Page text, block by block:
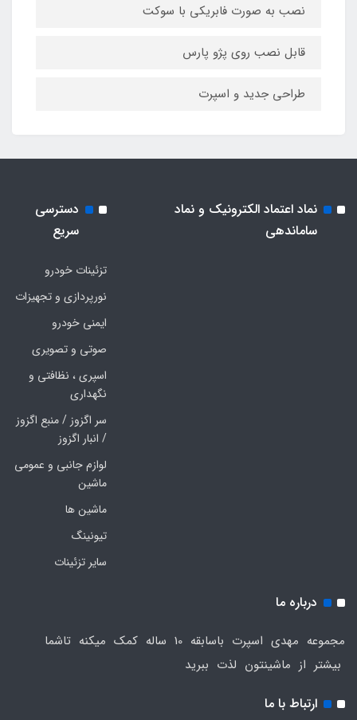
نصب به صورت فابریکی با سوکت
قابل نصب روی پژو پارس
طراحی جدید و اسپرت
نماد اعتماد الکترونیک و نماد
ساماندهی
دسترسی
سریع
تزئینات خودرو
نورپردازی و تجهیزات
ایمنی خودرو
صوتی و تصویری
اسپری ، نظافتی و
نگهداری
سر اگزوز / منبع اگزوز
/ انبار اگزوز
لوازم جانبی و عمومی
ماشین
ماشین ها
تیونینگ
سایر تزئینات
درباره ما
مجموعه مهدی اسپرت باسابقه 10 ساله کمک میکنه تاشما
بیشتر از ماشینتون لذت ببرید
ارتباط با ما